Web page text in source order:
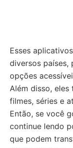
Esses
diversos
opções
Além disso,
filmes, séries e
Então, se você
continue lendo
que podem